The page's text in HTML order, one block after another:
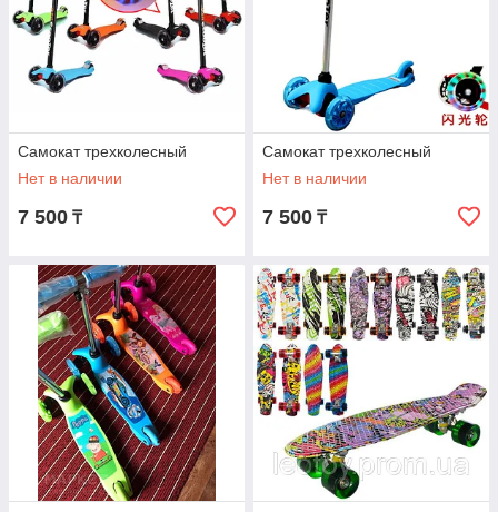
Самокат трехколесный
Нет в наличии
7 500 ₸
Самокат трехколесный
Нет в наличии
7 500 ₸